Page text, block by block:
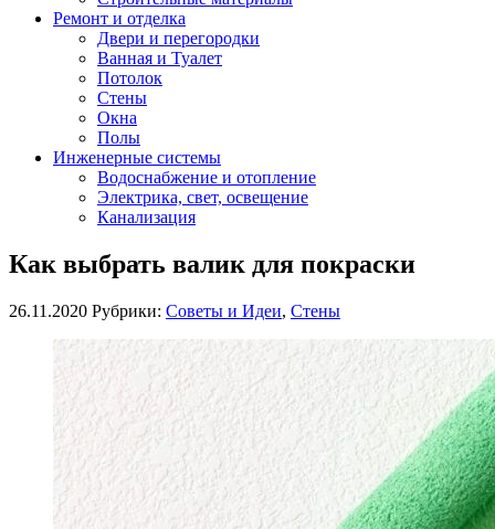
Ремонт и отделка
Двери и перегородки
Ванная и Туалет
Потолок
Стены
Окна
Полы
Инженерные системы
Водоснабжение и отопление
Электрика, свет, освещение
Канализация
Как выбрать валик для покраски
26.11.2020 Рубрики: Советы и Идеи, Стены